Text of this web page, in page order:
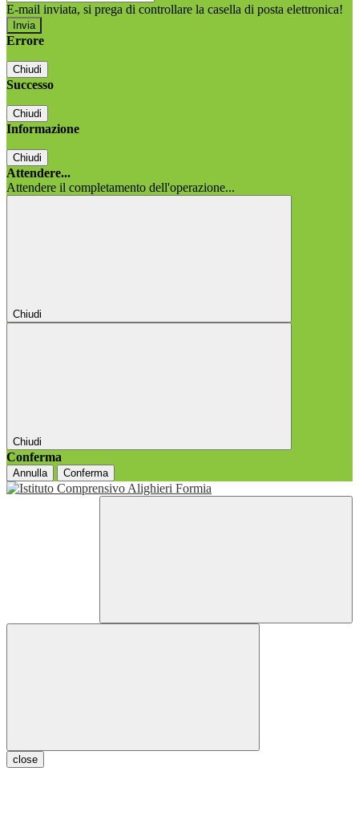
E-mail inviata, si prega di controllare la casella di posta elettronica!
Errore
Chiudi
Successo
Chiudi
Informazione
Chiudi
Attendere...
Attendere il completamento dell'operazione...
Chiudi
Chiudi
Conferma
Annulla Conferma
close